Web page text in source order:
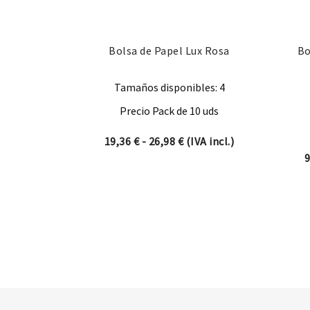
Bolsa de Papel Lux Rosa
Tamaños disponibles: 4
Precio Pack de 10 uds
19,36 € - 26,98 €Rango de precios: desde
(IVA incl.)